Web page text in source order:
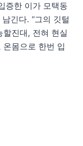
증한 이가 모택동
긴다. “그의 깃털
진대, 전혀 현실
몸으로 한번 입